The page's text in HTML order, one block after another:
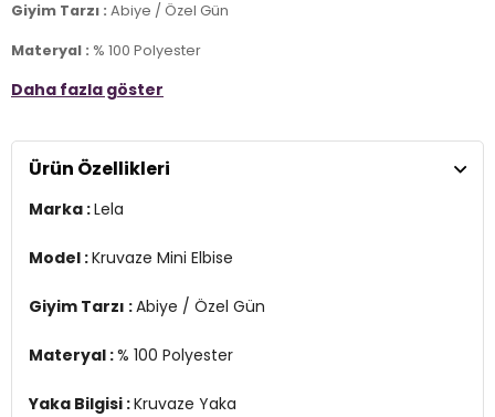
Giyim Tarzı : Abiye / Özel Gün
Materyal : % 100 Polyester
Yaka Bilgisi :Kruvaze Yaka
Manken Ölçüsü : Kilo : 52 kg / Boy : 1.75 cm / Göğüs : 85 cm / Bel :
2DE6051467.211
Daha fazla göster
Ürün Özellikleri
Marka :Lela
Model :Kruvaze Mini Elbise
Giyim Tarzı :Abiye / Özel Gün
Materyal :% 100 Polyester
Yaka Bilgisi :Kruvaze Yaka